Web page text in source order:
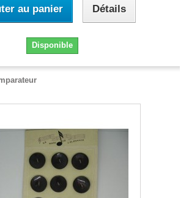
au panier Détails
Disponible